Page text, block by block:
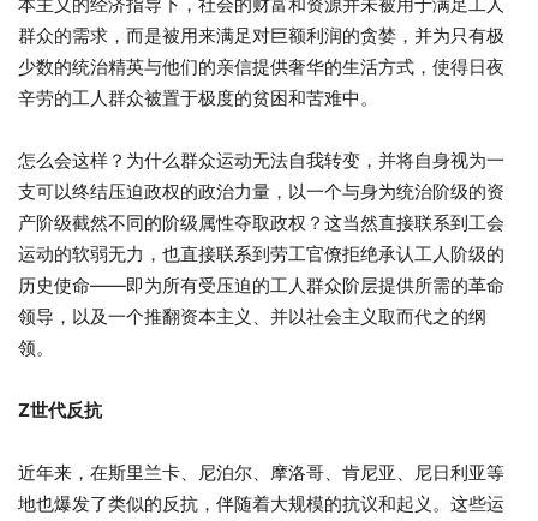
群众的需求，而是被用来满足对巨额利润的贪婪，并为只有极
少数的统治精英与他们的亲信提供奢华的生活方式，使得日夜
辛劳的工人群众被置于极度的贫困和苦难中。
怎么会这样？为什么群众运动无法自我转变，并将自身视为一
支可以终结压迫政权的政治力量，以一个与身为统治阶级的资
产阶级截然不同的阶级属性夺取政权？这当然直接联系到工会
运动的软弱无力，也直接联系到劳工官僚拒绝承认工人阶级的
历史使命——即为所有受压迫的工人群众阶层提供所需的革命
领导，以及一个推翻资本主义、并以社会主义取而代之的纲
领。
Z世代反抗
近年来，在斯里兰卡、尼泊尔、摩洛哥、肯尼亚、尼日利亚等
地也爆发了类似的反抗，伴随着大规模的抗议和起义。这些运